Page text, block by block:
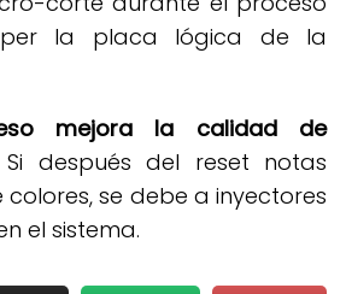
la placa lógica de la
mejora la calidad de
Si después del reset notas
se debe a inyectores
el sistema.